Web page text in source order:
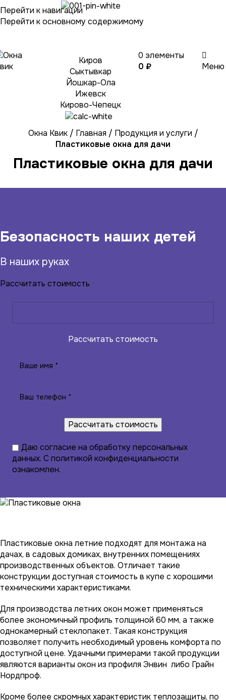
Перейти к навигации
Перейти к основному содержимому
Выберите
Киров
Сыктывкар
Йошкар-Ола
Ижевск
Кирово-Чепецк
0 элементы
0 ₽ Меню
Окна Квик/ Главная / Продукция и услуги /
Пластиковые окна для дачи
Пластиковые окна для дачи
Безопасность наших детей
В наших руках
Рассчитать стоимость
Рассчитать стоимость
Даю согласие на обработку персональных
данных. Сполитикой конфиденциальности
ознакомлен.
Пластиковые окна летние подходят для монтажа на
дачах, в садовых домиках, внутренних помещениях
производственных объектов. Отличает такие
конструкции доступная стоимость в купе с хорошими
техническими характеристиками.
Для производства летних окон может применяться
более экономичный профиль толщиной 60 мм, а также
однокамерный стеклопакет. Такая конструкция
позволяет получить необходимый уровень комфорта по
доступной цене. Удачными примерами такой продукции
являются варианты окон из профиля Энвин либо Грайн
Нордпроф.
Кроме более скромных характеристик теплозащиты, по